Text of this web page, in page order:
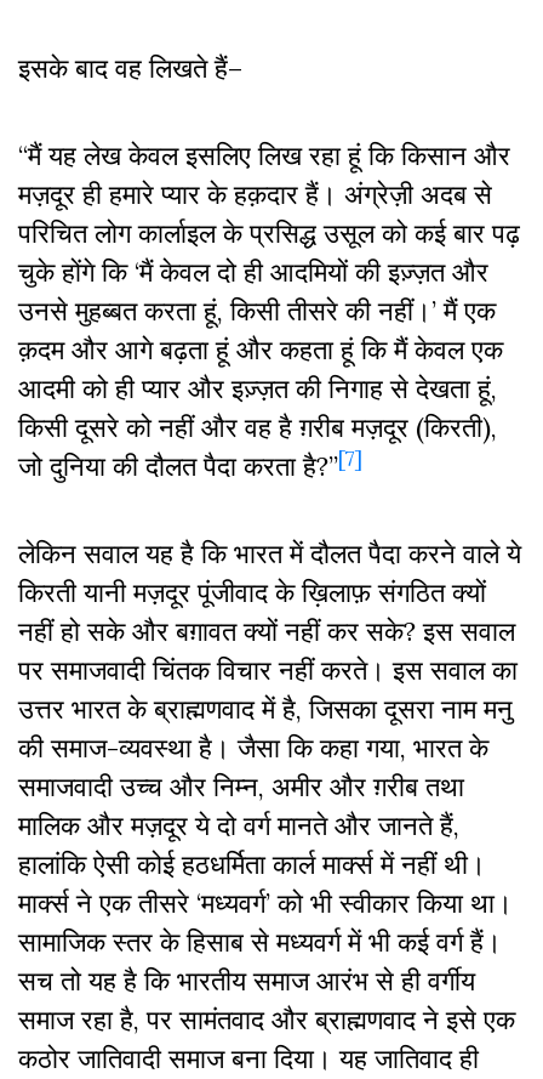
इसके बाद वह लिखते हैं–
“मैं यह लेख केवल इसलिए लिख रहा हूं कि किसान और
मज़दूर ही हमारे प्यार के हक़दार हैं। अंग्रेज़ी अदब से
परिचित लोग कार्लाइल के प्रसिद्ध उसूल को कई बार पढ़
चुके होंगे कि ‘मैं केवल दो ही आदमियों की इज़्ज़त और
उनसे मुहब्बत करता हूं, किसी तीसरे की नहीं।’ मैं एक
क़दम और आगे बढ़ता हूं और कहता हूं कि मैं केवल एक
आदमी को ही प्यार और इज़्ज़त की निगाह से देखता हूं,
किसी दूसरे को नहीं और वह है ग़रीब मज़दूर (किरती),
जो दुनिया की दौलत पैदा करता है?”[7]
लेकिन सवाल यह है कि भारत में दौलत पैदा करने वाले ये
किरती यानी मज़दूर पूंजीवाद के ख़िलाफ़ संगठित क्यों
नहीं हो सके और बग़ावत क्यों नहीं कर सके? इस सवाल
पर समाजवादी चिंतक विचार नहीं करते। इस सवाल का
उत्तर भारत के ब्राह्मणवाद में है, जिसका दूसरा नाम मनु
की समाज-व्यवस्था है। जैसा कि कहा गया, भारत के
समाजवादी उच्च और निम्न, अमीर और ग़रीब तथा
मालिक और मज़दूर ये दो वर्ग मानते और जानते हैं,
हालांकि ऐसी कोई हठधर्मिता कार्ल मार्क्स में नहीं थी।
मार्क्स ने एक तीसरे ‘मध्यवर्ग’ को भी स्वीकार किया था।
सामाजिक स्तर के हिसाब से मध्यवर्ग में भी कई वर्ग हैं।
सच तो यह है कि भारतीय समाज आरंभ से ही वर्गीय
समाज रहा है, पर सामंतवाद और ब्राह्मणवाद ने इसे एक
कठोर जातिवादी समाज बना दिया। यह जातिवाद ही